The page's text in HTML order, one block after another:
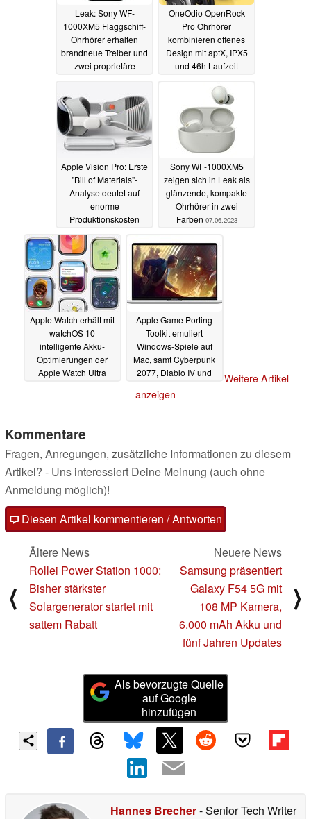
Leak: Sony WF-
1000XM5 Flaggschiff-
Ohrhörer erhalten
brandneue Treiber und
zwei proprietäre
OneOdio OpenRock
Pro Ohrhörer
kombinieren offenes
Design mit aptX, IPX5
und 46h Laufzeit
Apple Vision Pro: Erste
"Bill of Materials"-
Analyse deutet auf
enorme
Produktionskosten
Sony WF-1000XM5
zeigen sich in Leak als
glänzende, kompakte
Ohrhörer in zwei
Farben 07.06.2023
Apple Watch erhält mit
watchOS 10
intelligente Akku-
Optimierungen der
Apple Watch Ultra
Apple Game Porting
Toolkit emuliert
Windows-Spiele auf
Mac, samt Cyberpunk
2077, Diablo IV und
07.06.2023
Weitere Artikel
anzeigen
Kommentare
Fragen, Anregungen, zusätzliche Informationen zu diesem
Artikel? - Uns interessiert Deine Meinung (auch ohne
Anmeldung möglich)!
Diesen Artikel kommentieren / Antworten
⟨
Ältere News
Rollei Power Station 1000:
Bisher stärkster
Solargenerator startet mit
sattem Rabatt
Neuere News
Samsung präsentiert
Galaxy F54 5G mit
108 MP Kamera,
6.000 mAh Akku und
fünf Jahren Updates
⟩
Als bevorzugte Quelle
auf Google
hinzufügen
Hannes Brecher- Senior Tech Writer